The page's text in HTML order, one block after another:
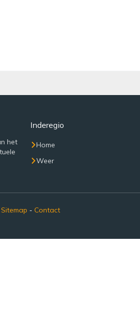
het
Inderegio
Home
Weer
Sitemap - Contact